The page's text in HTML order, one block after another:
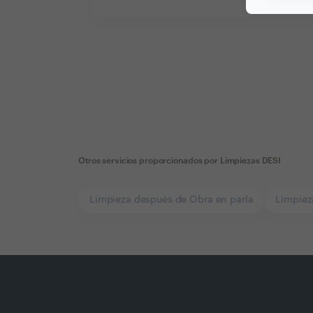
Otros servicios proporcionados por Limpiezas DESI
Limpieza después de Obra en parla